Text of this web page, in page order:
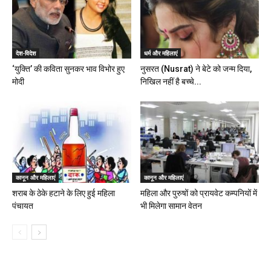
देश-विदेश
‘युक्ति’ की कविता सुनकर भाव विभोर हुए
मोदी
धर्म और महिलाएं
नुसरत (Nusrat) ने बेटे को जन्म दिया,
निखिल नहीं है बच्चे...
कानून और महिलाएं
शराब के ठेके हटाने के लिए हुई महिला
पंचायत
कानून और महिलाएं
महिला और पुरुषों को प्रायवेट कम्पनियों में
भी मिलेगा सामान वेतन